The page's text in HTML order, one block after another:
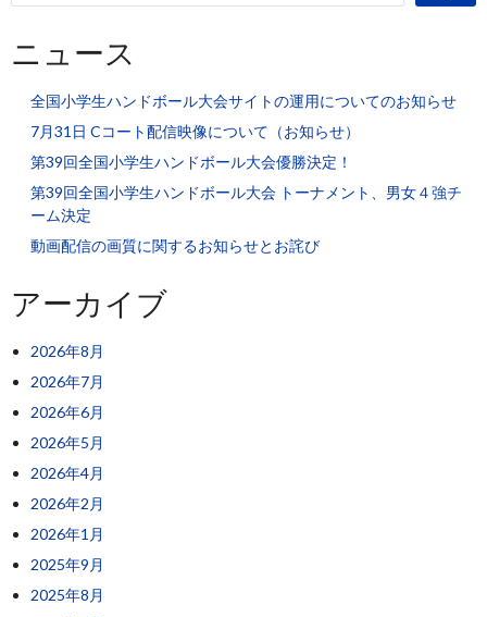
ニュース
全国小学生ハンドボール大会サイトの運用についてのお知らせ
7月31日 Cコート配信映像について（お知らせ）
第39回全国小学生ハンドボール大会優勝決定！
第39回全国小学生ハンドボール大会 トーナメント、男女４強チ
ーム決定
動画配信の画質に関するお知らせとお詫び
アーカイブ
2026年8月
2026年7月
2026年6月
2026年5月
2026年4月
2026年2月
2026年1月
2025年9月
2025年8月